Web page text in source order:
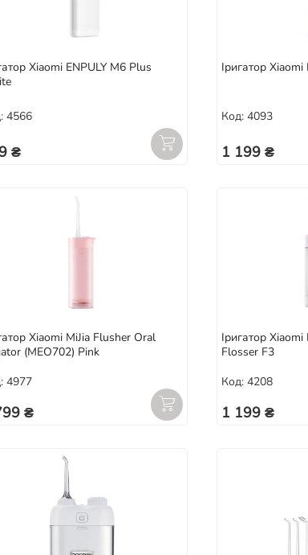
Xiaomi ENPULY M6 Plus
4566
₴
Іригатор
Код: 4093
1 199 ₴
Xiaomi MiJia Flusher Oral
(MEO702) Pink
4977
₴
Іригатор
Flosser F3
Код: 4208
1 199 ₴